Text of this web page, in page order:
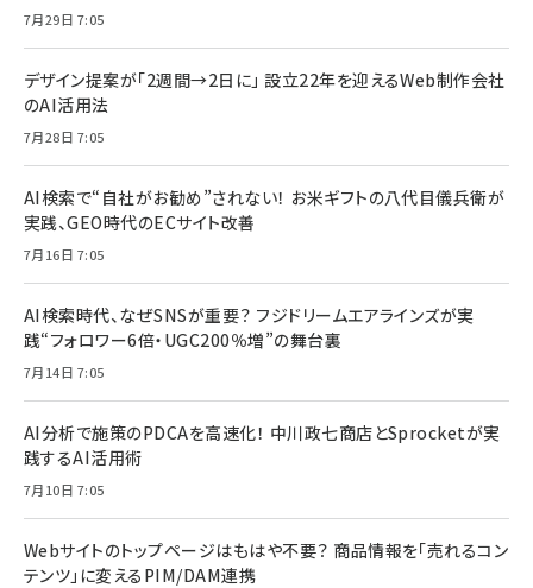
7月29日 7:05
デザイン提案が「2週間→2日に」 設立22年を迎えるWeb制作会社
のAI活用法
7月28日 7:05
AI検索で“自社がお勧め”されない！ お米ギフトの八代目儀兵衛が
実践、GEO時代のECサイト改善
7月16日 7:05
AI検索時代、なぜSNSが重要？ フジドリームエアラインズが実
践“フォロワー6倍・UGC200％増”の舞台裏
7月14日 7:05
AI分析で施策のPDCAを高速化！ 中川政七商店とSprocketが実
践するAI活用術
7月10日 7:05
Webサイトのトップページはもはや不要？ 商品情報を「売れるコン
テンツ」に変えるPIM/DAM連携